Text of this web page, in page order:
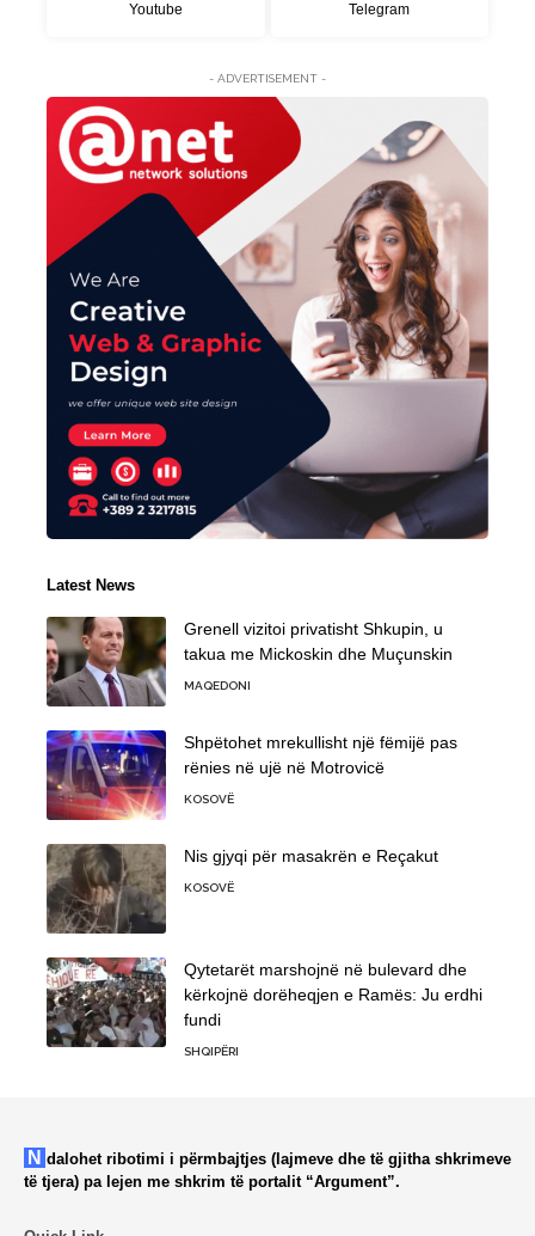
Youtube Telegram
- ADVERTISEMENT -
Latest News
Grenell vizitoi privatisht Shkupin, u
takua me Mickoskin dhe Muçunskin
MAQEDONI
Shpëtohet mrekullisht një fëmijë pas
rënies në ujë në Motrovicë
KOSOVË
Nis gjyqi për masakrën e Reçakut
KOSOVË
Qytetarët marshojnë në bulevard dhe
kërkojnë dorëheqjen e Ramës: Ju erdhi
fundi
SHQIPËRI
Ndalohet ribotimi i përmbajtjes (lajmeve dhe të gjitha shkrimeve
të tjera) pa lejen me shkrim të portalit “Argument”.